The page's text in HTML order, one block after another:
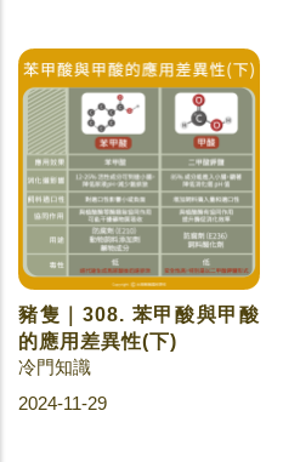
豬隻｜308. 苯甲酸與甲酸
的應用差異性(下)
冷門知識
2024-11-29